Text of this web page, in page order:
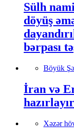
Sülh
döyüş
bərpası
Böyük
İran və
hazırlayır
Xəzər